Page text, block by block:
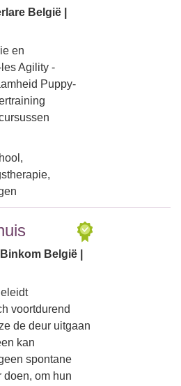
België |
en
Agility -
Puppy-
België |
voortdurend
de deur uitgaan
kan
spontane
om hun